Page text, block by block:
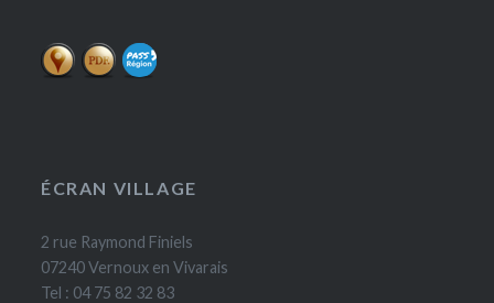
ÉCRAN VILLAGE
2 rue Raymond Finiels
07240 Vernoux en Vivarais
Tel : 04 75 82 32 83